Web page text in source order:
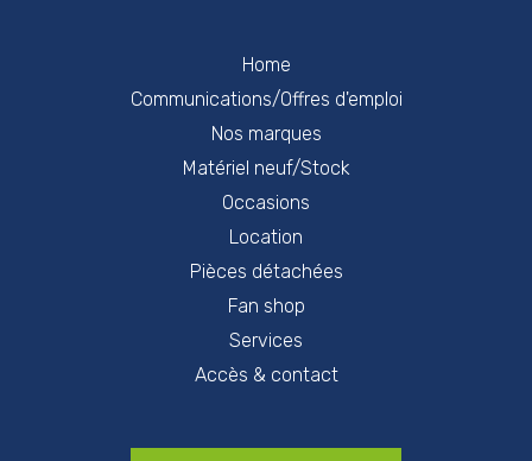
Home
Communications/Offres d'emploi
Nos marques
Matériel neuf/Stock
Occasions
Location
Pièces détachées
Fan shop
Services
Accès & contact